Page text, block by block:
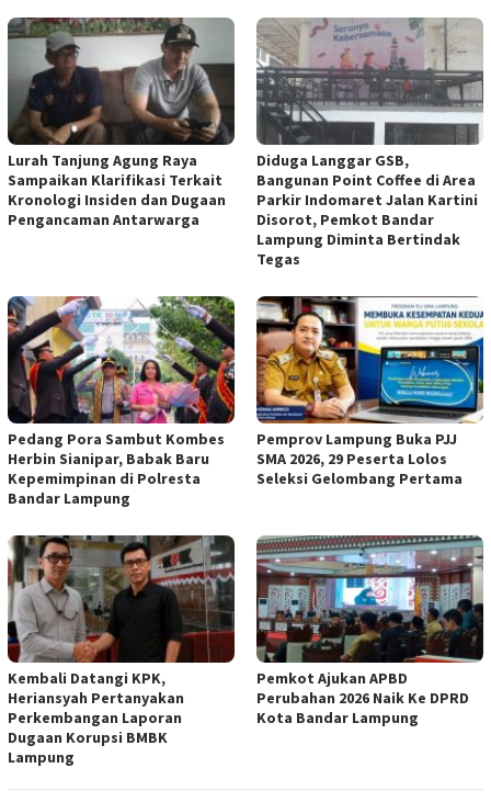
Lurah Tanjung Agung Raya
Sampaikan Klarifikasi Terkait
Kronologi Insiden dan Dugaan
Pengancaman Antarwarga
Diduga Langgar GSB,
Bangunan Point Coffee di Area
Parkir Indomaret Jalan Kartini
Disorot, Pemkot Bandar
Lampung Diminta Bertindak
Tegas
Pedang Pora Sambut Kombes
Herbin Sianipar, Babak Baru
Kepemimpinan di Polresta
Bandar Lampung
Pemprov Lampung Buka PJJ
SMA 2026, 29 Peserta Lolos
Seleksi Gelombang Pertama
Kembali Datangi KPK,
Heriansyah Pertanyakan
Perkembangan Laporan
Dugaan Korupsi BMBK
Lampung
Pemkot Ajukan APBD
Perubahan 2026 Naik Ke DPRD
Kota Bandar Lampung